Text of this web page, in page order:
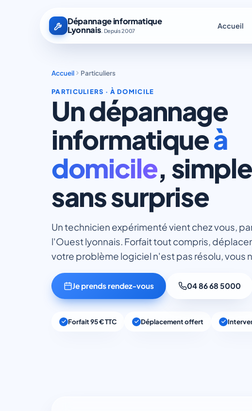
Dépannage informatique
Lyonnais. Depuis 2007
Accueil
Accueil Particuliers
PARTICULIERS · À DOMICILE
Un dépannage
informatiqueà
domicile,
sans surprise
Un technicien expérimenté vient chez vous,
l'Ouest lyonnais. Forfait tout compris,
votre problème logiciel n'est pas résolu, vous
Je prends rendez-vous 04 86 68 5000
Forfait 95 € TTC Déplacement offert